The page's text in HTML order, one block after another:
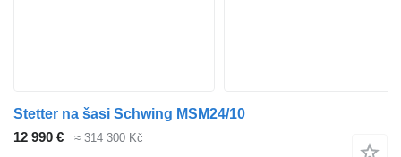
Stetter na šasi Schwing MSM24/10
12 990 €
≈ 314 300 Kč